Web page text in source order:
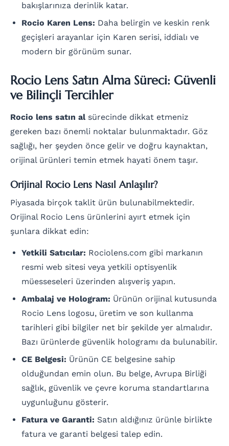
bakışlarınıza derinlik katar.
Rocio Karen Lens: Daha belirgin ve keskin renk
geçişleri arayanlar için Karen serisi, iddialı ve
modern bir görünüm sunar.
Rocio Lens Satın Alma Süreci: Güvenli
ve Bilinçli Tercihler
Rocio lens satın alsürecinde dikkat etmeniz
gereken bazı önemli noktalar bulunmaktadır. Göz
sağlığı, her şeyden önce gelir ve doğru kaynaktan,
orijinal ürünleri temin etmek hayati önem taşır.
Orijinal Rocio Lens Nasıl Anlaşılır?
Piyasada birçok taklit ürün bulunabilmektedir.
Orijinal Rocio Lens ürünlerini ayırt etmek için
şunlara dikkat edin:
Yetkili Satıcılar: Rociolens.com gibi markanın
resmi web sitesi veya yetkili optisyenlik
müesseseleri üzerinden alışveriş yapın.
Ambalaj ve Hologram: Ürünün orijinal kutusunda
Rocio Lens logosu, üretim ve son kullanma
tarihleri gibi bilgiler net bir şekilde yer almalıdır.
Bazı ürünlerde güvenlik hologramı da bulunabilir.
CE Belgesi: Ürünün CE belgesine sahip
olduğundan emin olun. Bu belge, Avrupa Birliği
sağlık, güvenlik ve çevre koruma standartlarına
uygunluğunu gösterir.
Fatura ve Garanti: Satın aldığınız ürünle birlikte
fatura ve garanti belgesi talep edin.